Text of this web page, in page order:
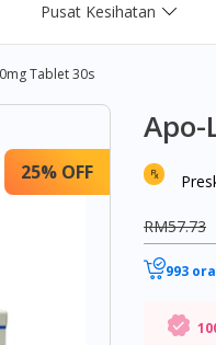
Pusat Kesihatan
Tablet 30s
25% OFF
RM57.73
993